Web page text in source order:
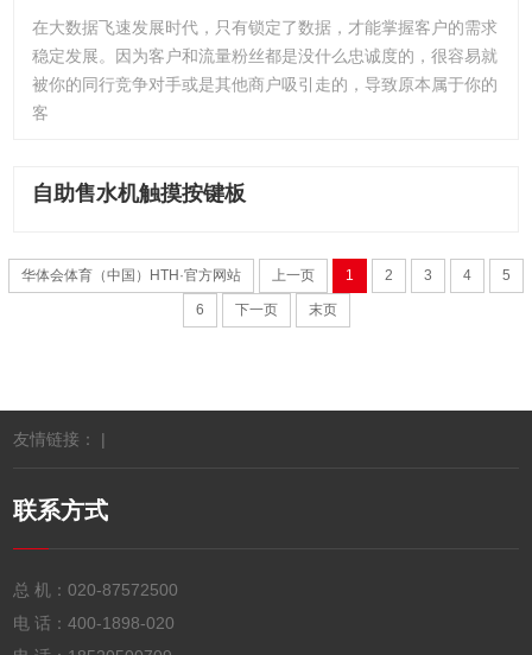
在大数据飞速发展时代，只有锁定了数据，才能掌握客户的需求
稳定发展。因为客户和流量粉丝都是没什么忠诚度的，很容易就
被你的同行竞争对手或是其他商户吸引走的，导致原本属于你的
客
自助售水机触摸按键板
华体会体育（中国）HTH·官方网站 上一页 1 2 3 4 5
6 下一页 末页
友情链接： |
联系方式
总 机：020-87572500
电 话：400-1898-020